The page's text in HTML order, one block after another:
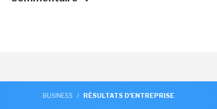
BUSINESS / RÉSULTATS D'ENTREPRISE